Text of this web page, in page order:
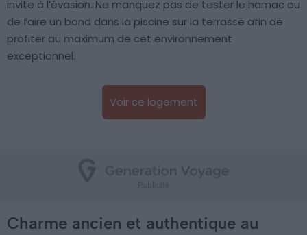
invite à l’évasion. Ne manquez pas de tester le hamac ou
de faire un bond dans la piscine sur la terrasse afin de
profiter au maximum de cet environnement
exceptionnel.
Voir ce logement
Charme ancien et authentique au